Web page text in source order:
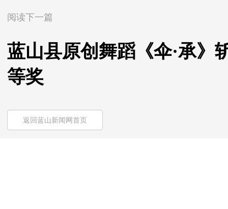
阅读下一篇
蓝山县原创舞蹈《伞·承》
等奖
返回蓝山新闻网首页